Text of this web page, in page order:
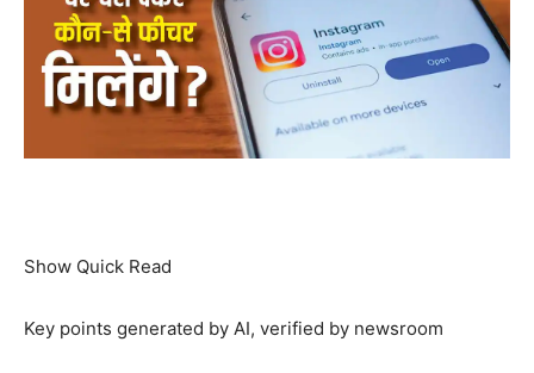
Show Quick Read
Key points generated by AI, verified by newsroom